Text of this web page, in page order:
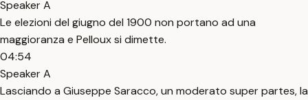
Speaker A
Le elezioni del giugno del 1900 non portano ad una
maggioranza e Pelloux si dimette.
04:54
Speaker A
Lasciando a Giuseppe Saracco, un moderato super partes, la